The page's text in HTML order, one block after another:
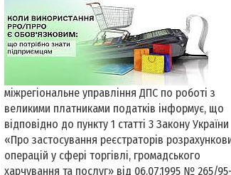
міжрегіональне управління ДПС по роботі з
великими платниками податків інформує, що
відповідно до пункту 1 статті 3 Закону України
«Про застосування реєстраторів
операцій у сфері торгівлі, громадського
харчування та послуг» від 06.07.1995 № 265/